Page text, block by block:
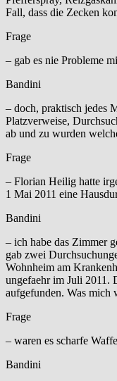
Fall, dass die Zecken
Frage
– gab es nie Probleme
Bandini
– doch, praktisch jedes
Platzverweise,
ab und zu wurden
Frage
– Florian Heilig hatte
1 Mai 2011 eine
Bandini
– ich habe das Zimmer
gab zwei
Wohnheim am
ungefaehr im Juli 2011.
aufgefunden. Was mich
Frage
– waren es scharfe
Bandini